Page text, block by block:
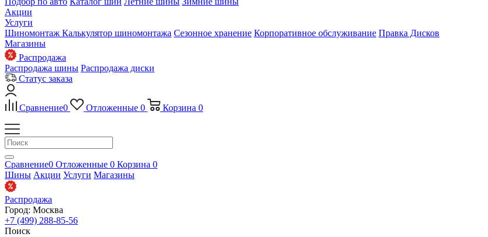
Акции
Услуги
Шиномонтаж Калькулятор шиномонтажа Сезонное хранение Корпоративное обслуживание Правка Дисков
Магазины
Распродажа
Распродажа шины Распродажа диски
Статус заказа
Сравнение0 Отложенные 0 Корзина 0
Сравнение0 Отложенные 0 Корзина 0
Шины Акции Услуги Магазины
Распродажа
Город: Москва
+7 (499) 288-85-56
Поиск